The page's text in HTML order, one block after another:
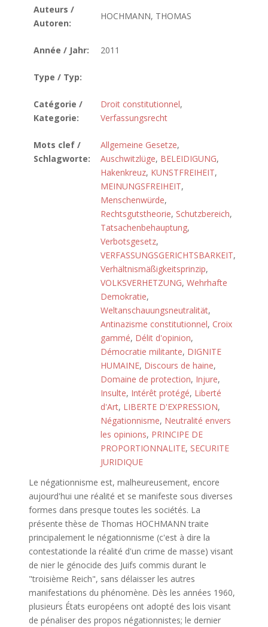
Auteurs /
Autoren:
HOCHMANN, THOMAS
Année / Jahr: 2011
Type / Typ:
Catégorie /
Kategorie:
Droit constitutionnel,
Verfassungsrecht
Mots clef /
Schlagworte:
Allgemeine Gesetze,
Auschwitzlüge, BELEIDIGUNG,
Hakenkreuz, KUNSTFREIHEIT,
MEINUNGSFREIHEIT,
Menschenwürde,
Rechtsgutstheorie, Schutzbereich,
Tatsachenbehauptung,
Verbotsgesetz,
VERFASSUNGSGERICHTSBARKEIT,
Verhältnismäßigkeitsprinzip,
VOLKSVERHETZUNG, Wehrhafte
Demokratie,
Weltanschauungsneutralität,
Antinazisme constitutionnel, Croix
gammé, Délit d'opinion,
Démocratie militante, DIGNITE
HUMAINE, Discours de haine,
Domaine de protection, Injure,
Insulte, Intérêt protégé, Liberté
d'Art, LIBERTE D'EXPRESSION,
Négationnisme, Neutralité envers
les opinions, PRINCIPE DE
PROPORTIONNALITE, SECURITE
JURIDIQUE
Le négationnisme est, malheureusement, encore
aujourd'hui une réalité et se manifeste sous diverses
formes dans presque toutes les sociétés. La
présente thèse de Thomas HOCHMANN traite
principalement le négationnisme (c'est à dire la
contestationde la réalité d'un crime de masse) visant
de nier le génocide des Juifs commis durant le
"troisième Reich", sans délaisser les autres
manifestations du phénomène. Dès les années 1960,
plusieurs États européens ont adopté des lois visant
de pénaliser des propos négationnistes; le dernier